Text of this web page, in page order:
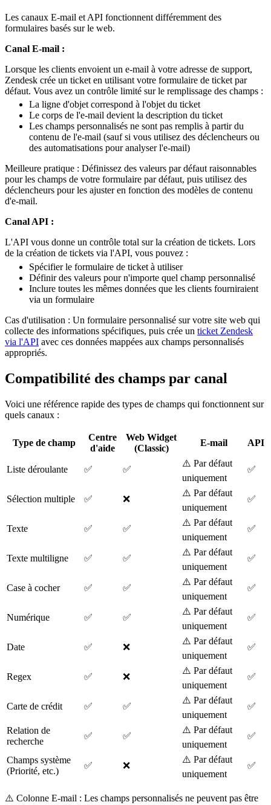
Les canaux E-mail et API fonctionnent différemment des
formulaires basés sur le web.
Canal E-mail :
Lorsque les clients envoient un e-mail à votre adresse de support,
Zendesk crée un ticket en utilisant votre formulaire de ticket par
défaut. Vous avez un contrôle limité sur le remplissage des champs :
La ligne d'objet correspond à l'objet du ticket
Le corps de l'e-mail devient la description du ticket
Les champs personnalisés ne sont pas remplis à partir du
contenu de l'e-mail (sauf si vous utilisez des déclencheurs ou
des automatisations pour analyser l'e-mail)
Meilleure pratique : Définissez des valeurs par défaut raisonnables
pour les champs de votre formulaire par défaut, puis utilisez des
déclencheurs pour les ajuster en fonction des modèles de contenu
d'e-mail.
Canal API :
L'API vous donne un contrôle total sur la création de tickets. Lors
de la création de tickets via l'API, vous pouvez :
Spécifier le formulaire de ticket à utiliser
Définir des valeurs pour n'importe quel champ personnalisé
Inclure toutes les mêmes données que les clients fourniraient
via un formulaire
Cas d'utilisation : Un formulaire personnalisé sur votre site web qui
collecte des informations spécifiques, puis crée un ticket Zendesk
via l'API avec ces données mappées aux champs personnalisés
appropriés.
Compatibilité des champs par canal
Voici une référence rapide des types de champs qui fonctionnent sur
quels canaux :
Type de champ
Centre
d'aide
Web Widget
(Classic)
E-mail API
Liste déroulante ✅ ✅
⚠️ Par défaut
uniquement
✅
Sélection multiple ✅ ❌
⚠️ Par défaut
uniquement
✅
Texte ✅ ✅
⚠️ Par défaut
uniquement
✅
Texte multiligne ✅ ✅
⚠️ Par défaut
uniquement
✅
Case à cocher ✅ ✅
⚠️ Par défaut
uniquement
✅
Numérique ✅ ✅
⚠️ Par défaut
uniquement
✅
Date ✅ ❌
⚠️ Par défaut
uniquement
✅
Regex ✅ ❌
⚠️ Par défaut
uniquement
✅
Carte de crédit ✅ ✅
⚠️ Par défaut
uniquement
✅
Relation de
recherche
✅ ✅
⚠️ Par défaut
uniquement
✅
Champs système
(Priorité, etc.)
✅ ❌
⚠️ Par défaut
uniquement
✅
⚠️ Colonne E-mail : Les champs personnalisés ne peuvent pas être